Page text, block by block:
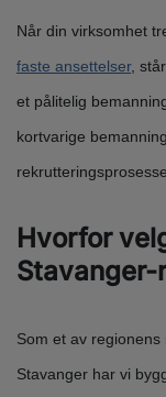
Når din virksomhet
faste ansettelser,
et pålitelig
kortvarige
Hvorfor
Stavanger-
Som et av
Stavanger har vi